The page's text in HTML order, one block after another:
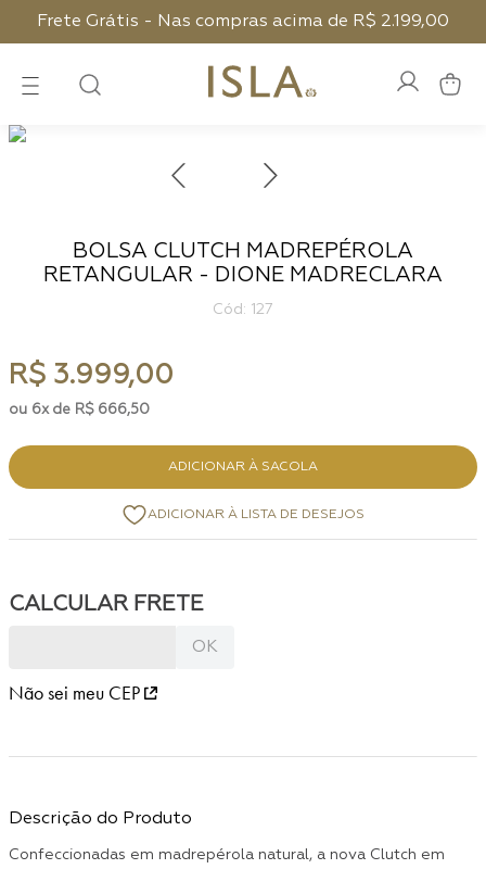
Frete Grátis - Nas compras acima de R$ 2.199,00
BOLSA CLUTCH MADREPÉROLA
RETANGULAR - DIONE MADRECLARA
: 127
R$ 3.999,00
6 R$ 666,50
ADICIONAR À SACOLA
Não sei meu CEP
Descrição do Produto
Confeccionadas em madrepérola natural, a nova Clutch em